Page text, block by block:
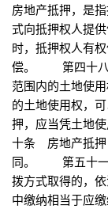
房地产抵押，是
式向抵押权人提
时，抵押权人有
偿。 第四十八
范围内的土地使
的土地使用权
押，应当凭土地
十条 房地产抵押
同。 第五十一
拨方式取得的，
中缴纳相当于应